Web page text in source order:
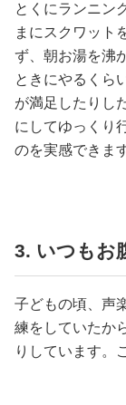
とくにランニン
まにスクワット
ず、朝お湯を沸
ときにやるくら
が満足したりし
にしてゆっくり
のを実感できま
3. いつもお
子どもの頃、声
練をしていたか
りしています。